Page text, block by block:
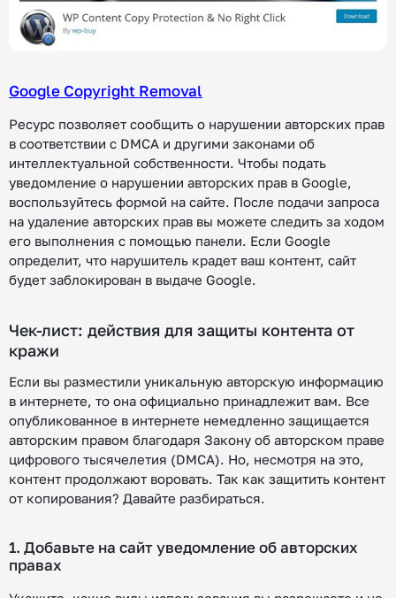
Google Copyright Removal
Ресурс позволяет сообщить о нарушении авторских прав
в соответствии с DMCA и другими законами об
интеллектуальной собственности. Чтобы подать
уведомление о нарушении авторских прав в Google,
воспользуйтесь формой на сайте. После подачи запроса
на удаление авторских прав вы можете следить за ходом
его выполнения с помощью панели. Если Google
определит, что нарушитель крадет ваш контент, сайт
будет заблокирован в выдаче Google.
Чек-лист: действия для защиты контента от
кражи
Если вы разместили уникальную авторскую информацию
в интернете, то она официально принадлежит вам. Все
опубликованное в интернете немедленно защищается
авторским правом благодаря Закону об авторском праве
цифрового тысячелетия (DMCA). Но, несмотря на это,
контент продолжают воровать. Так как защитить контент
от копирования? Давайте разбираться.
1. Добавьте на сайт уведомление об авторских
правах